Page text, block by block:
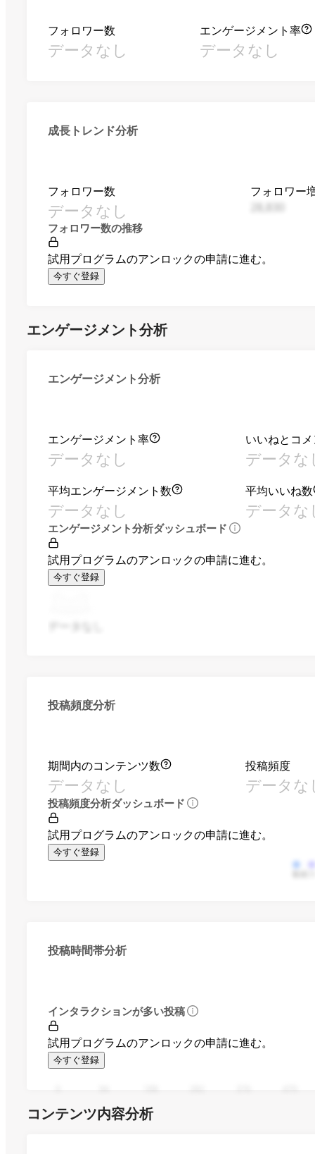
フォロワー数
データなし
エンゲージメント率
データなし
成長トレンド分析
フォロワー数
データなし
フォロワー
フォロワー数の推移
試用プログラムのアンロックの申請に進む。
今すぐ登録
エンゲージメント分析
エンゲージメント分析
エンゲージメント率
データなし
いいねとコ
データな
平均エンゲージメント数
データなし
平均いいね数
データな
エンゲージメント分析ダッシュボード
試用プログラムのアンロックの申請に進む。
今すぐ登録
投稿頻度分析
期間内のコンテンツ数
データなし
投稿頻度
データな
投稿頻度分析ダッシュボード
試用プログラムのアンロックの申請に進む。
今すぐ登録
投稿時間帯分析
インタラクションが多い投稿
試用プログラムのアンロックの申請に進む。
今すぐ登録
コンテンツ内容分析